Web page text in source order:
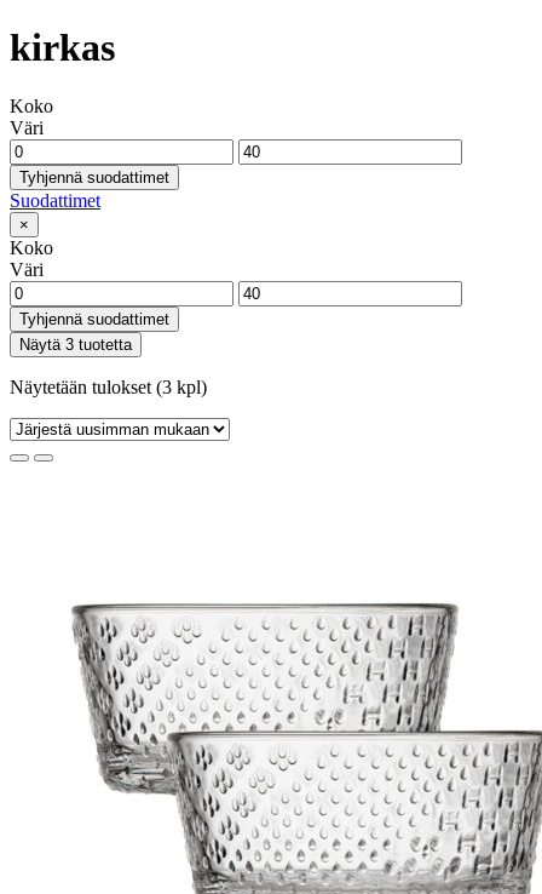
kirkas
Koko
Väri
Tyhjennä suodattimet
Suodattimet
×
Koko
Väri
Tyhjennä suodattimet
Näytä 3 tuotetta
Näytetään tulokset (3 kpl)